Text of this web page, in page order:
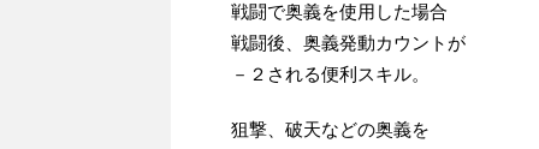
戦闘で奥義を使用した場合
戦闘後、奥義発動カウントが
－２される便利スキル。
狙撃、破天などの奥義を